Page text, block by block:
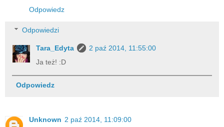
Odpowiedz
Odpowiedzi
Tara_Edyta
2 paź 2014, 11:55:00
Ja też! :D
Odpowiedz
Unknown 2 paź 2014, 11:09:00